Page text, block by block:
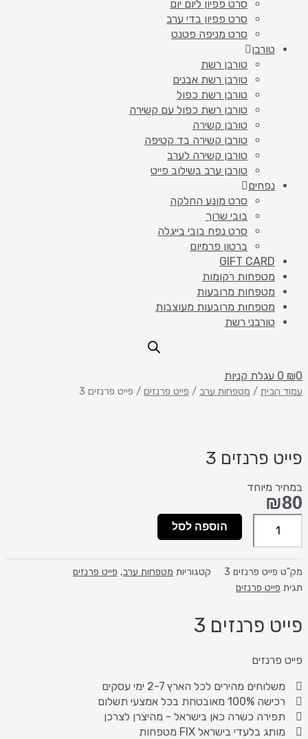
סרט פפיון ליום יום
סרט פפיון בדי ערב
סרט מניפה פטנט
טורבן
טורבן רשת
טורבן רשת אבנים
טורבן רשת כפול
טורבן רשת כפול עם קשירה
טורבן קשירה
טורבן קשירה בד קטיפה
טורבן קשירה לערב
טורבן ערב בשילוב פייט
נפחים
סרט מונע החלקה
בובי שרוך
סרט נפח בובי בייגלה
ברטון פרמיום
GIFT CARD
מטפחות רקומות
מטפחות מרובעות
מטפחות מרובעות מעוצבות
טורבני רשת
₪0
0 עגלת קניות
עמוד הבית / מטפחות ערב / פייט פרנזים / פייט פרנזים 3
פייט פרנזים 3
במחיר מיוחד
₪80
כמות
3
הוספה לסל
מק"ט פייט פרנזים 3 קטגוריות מטפחות ערב, פייט פרנזים
תגית פייט פרנזים
פייט פרנזים 3
פייט פרנזים
משלוחים מהירים לכל הארץ 2-7 ימי עסקים
רכישה 100% מאובטחת בכל אמצעי תשלום
תפירה כשרה כאן בישראל - מהיצרן לצרכן
מותג בלעדי בישראל FIX מטפחות